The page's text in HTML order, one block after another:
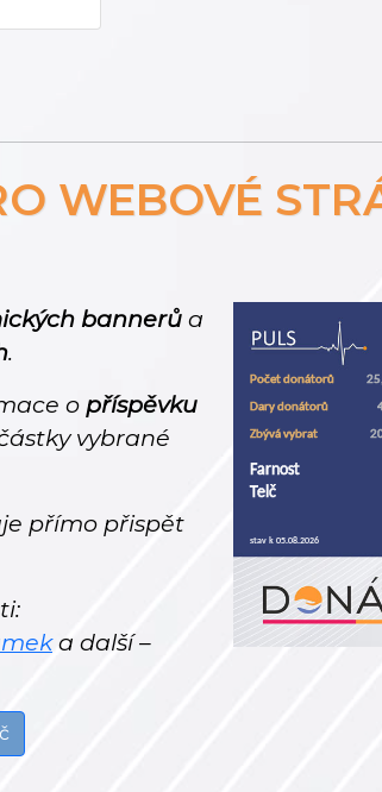
WEBOVÉ
bannerů a
.
o příspěvku
vybrané
přímo přispět
a další –